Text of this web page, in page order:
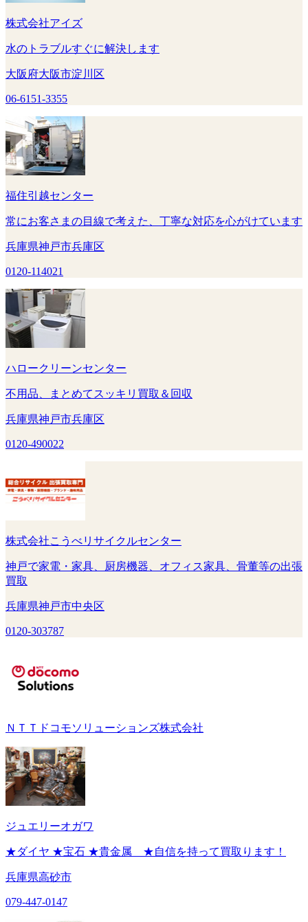
株式会社アイズ
水のトラブルすぐに解決します
大阪府大阪市淀川区
06-6151-3355
福住引越センター
常にお客さまの目線で考えた、丁寧な対応を心がけています
兵庫県神戸市兵庫区
0120-114021
ハロークリーンセンター
不用品、まとめてスッキリ買取＆回収
兵庫県神戸市兵庫区
0120-490022
株式会社こうべリサイクルセンター
神戸で家電・家具、厨房機器、オフィス家具、骨董等の出張
買取
兵庫県神戸市中央区
0120-303787
ＮＴＴドコモソリューションズ株式会社
ジュエリーオガワ
★ダイヤ ★宝石 ★貴金属 ★自信を持って買取ります！
兵庫県高砂市
079-447-0147